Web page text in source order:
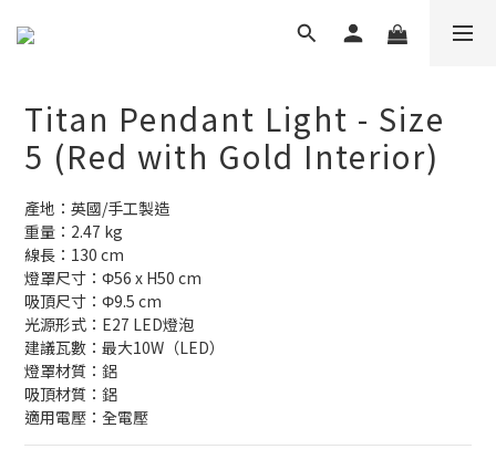
Titan Pendant Light - Size
5 (Red with Gold Interior)
產地：英國/手工製造
重量：2.47 kg
線長：130 cm
燈罩尺寸：Φ56 x H50 cm
吸頂尺寸：Φ9.5 cm
光源形式：E27 LED燈泡
建議瓦數：最大10W（LED）
燈罩材質：鋁
吸頂材質：鋁
適用電壓：全電壓